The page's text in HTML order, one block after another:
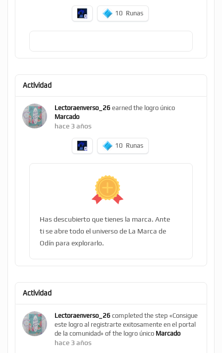
10 Runas
Actividad
Lectoraenverso_26 earned the logro único
Marcado
hace 3 años
10 Runas
Has descubierto que tienes la marca. Ante
ti se abre todo el universo de La Marca de
Odín para explorarlo.
Actividad
Lectoraenverso_26 completed the step «Consigue
este logro al registrarte exitosamente en el portal
de la comunidad» of the logro único Marcado
hace 3 años